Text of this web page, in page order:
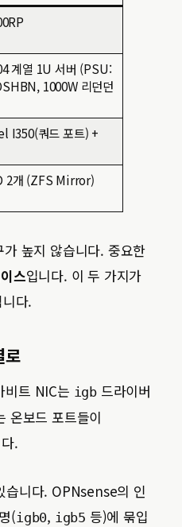
계열 1U 서버 (PSU:
1000W 리던던
I350(쿼드 포트) +
2개 (ZFS Mirror)
높지 않습니다. 중요한
스입니다. 이 두 가지가
다.
트 NIC는 igb 드라이버
온보드 포트들이
.
습니다. OPNsense의 인
(igb0, igb5 등)에 묶입